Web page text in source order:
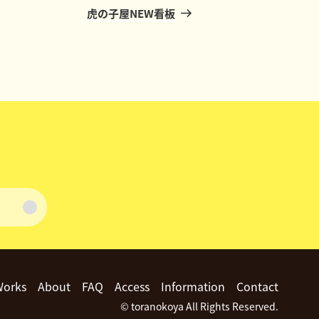
の
虎の子屋NEW看板
About FAQ Access Information Contact
© toranokoya All Rights Reserved.